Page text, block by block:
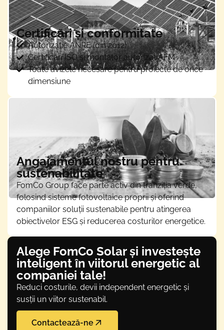
Certificări și conformitate
Autorizație ANRE (din 2012)
Certificări ISO și montator autorizat AFM
Toate avizele necesare pentru proiecte de orice
dimensiune
Angajamentul nostru pentru
sustenabilitate
FomCo Group face parte activ din tranziția verde,
folosind sisteme fotovoltaice proprii și oferind
companiilor soluții sustenabile pentru atingerea
obiectivelor ESG și reducerea costurilor energetice.
Alege FomCo Solar și investește
inteligent în viitorul energetic al
companiei tale!
Reduci costurile, devii independent energetic și
susții un viitor sustenabil.
Contactează-ne